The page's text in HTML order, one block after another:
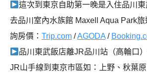
這次到東京自助第一晚是入住品川
去品川室內水族館 Maxell Aqua Park
詢房價： Trip.com /AGODA /
品川東武飯店離JR品川站（高輪口
JR山手線到東京市區如：上野、秋葉